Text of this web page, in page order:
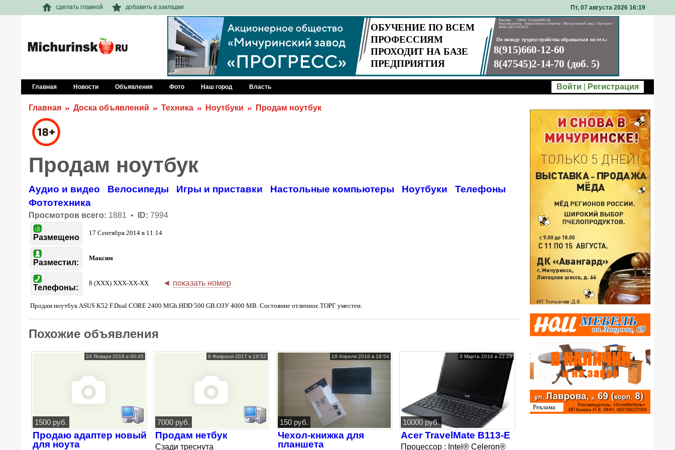
сделать главной добавить в закладки Пт, 07 августа 2026 16 19
Главная Новости Объявления Фото Наш город Власть Войти Регистрация
Главная Доска объявлений Техника Ноутбуки Продам ноутбук
Продам ноутбук
Аудио и видео Велосипеды Игры и приставки Настольные компьютеры Ноутбуки
Телефоны
Фототехника
Просмотров всего: 1881 • ID: 7994
Размещено
17 Сентября 2014 в 11:14
Разместил:
Максим
Телефоны:
8 (XXX) XXX-XX-XX ◄ показать номер
Продам ноутбук ASUS K52 F.Dual CORE 2400 MGh.HDD 500 GB.ОЗУ 4000 МВ. Состояние отличное.ТОРГ уместен.
Похожие объявления
24 Января 2018 в 00:45
1500 руб.
Продаю адаптер новый
для ноута
8 Февраля 2017 в 19:52
7000 руб.
Продам нетбук
Сзади треснута
19 Апреля 2016 в 18:54
150 руб.
Чехол-книжка для
планшета
3 Марта 2016 в 22:29
10000 руб.
Acer TravelMate B113-E
Процессор : Intel® Celeron®